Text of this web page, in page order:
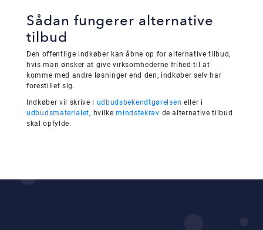
Sådan fungerer alternative
tilbud
Den offentlige indkøber kan åbne op for alternative tilbud,
hvis man ønsker at give virksomhederne frihed til at
komme med andre løsninger end den, indkøber selv har
forestillet sig.
Indkøber vil skrive i udbudsbekendtgørelsen eller i
udbudsmaterialet, hvilkemindstekrav de alternative tilbud
skal opfylde.